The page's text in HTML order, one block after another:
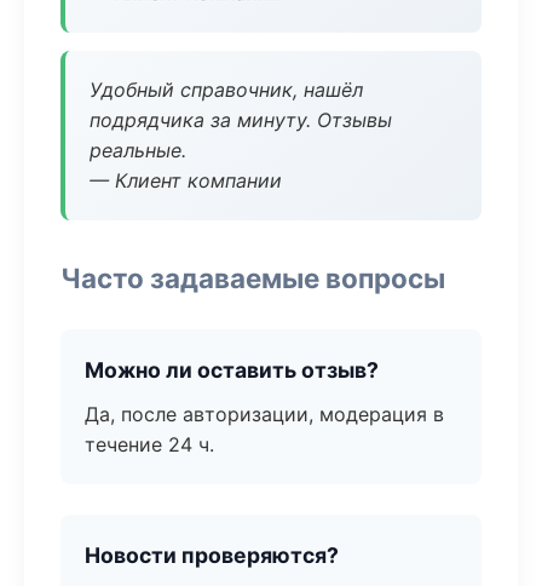
Удобный справочник, нашёл
подрядчика за минуту. Отзывы
реальные.
— Клиент компании
Часто задаваемые вопросы
Можно ли оставить отзыв?
Да, после авторизации, модерация в
течение 24 ч.
Новости проверяются?